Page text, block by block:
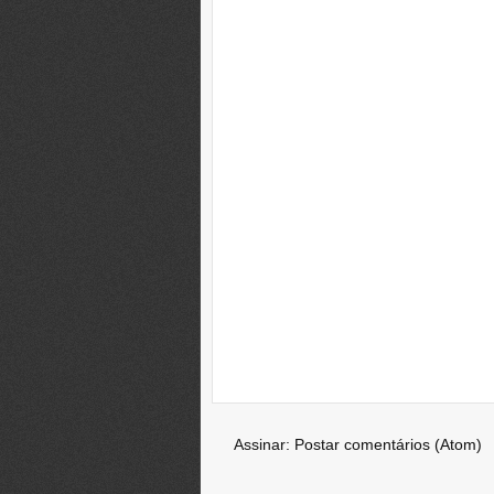
Assinar: Postar comentários (Atom)